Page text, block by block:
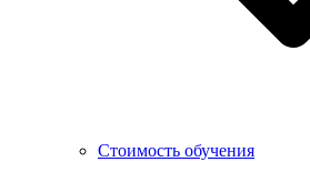
Стоимость обучения